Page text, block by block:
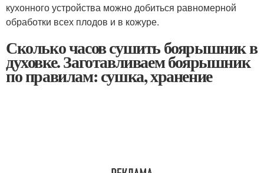
кухонного устройства можно добиться равномерной
обработки всех плодов и в кожуре.
Сколько часов сушить боярышник в
духовке. Заготавливаем боярышник
по правилам: сушка, хранение